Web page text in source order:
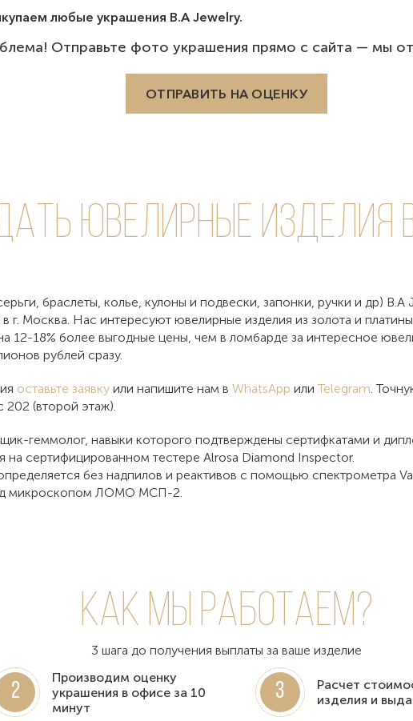
любые украшения B.A Jewelry.
Отправьте фото украшения прямо с сайта — мы
ОТПРАВИТЬ НА ОЦЕНКУ
ювелирные изделия
браслеты, колье, кулоны и подвески, запонки, ручки и др) B.A
Москва. Нас интересуют ювелирные изделия из золота и
12-18% более выгодные цены, чем в ломбарде за интересное
рублей сразу.
оставьте заявку или напишите нам в WhatsApp или Telegram.
(второй этаж).
геммолог, навыки которого подтверждены сертифкатами и
на сертифицированном тестере Alrosa Diamond Inspector.
без надпилов и реактивов с помощью спектрометра
микроскопом ЛОМО МСП-2.
Как мы работаем?
3 шага до получения выплаты за ваше изделие
2
Производим оценку
украшения в офисе за 10
минут
3
Расчет
изделия и